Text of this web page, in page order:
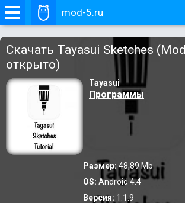
mod-5.ru
Скачать Tayasui Sketches
открыто)
Tayasui
Программы
Размер:48,89 Mb
OS: Android 4.4
Версия: 1.1.9